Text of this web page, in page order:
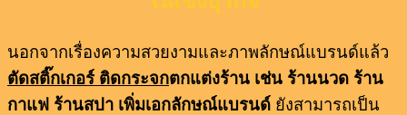
นอกจากเรื่องความสวยงามและภาพลักษณ์แบรนด์แล้ว
ตัดสติ๊กเกอร์ ติดกระจกตกแต่งร้าน เช่น ร้านนวด ร้าน
กาแฟ ร้านสปา เพิ่มเอกลักษณ์แบรนด์ ยังสามารถเป็น